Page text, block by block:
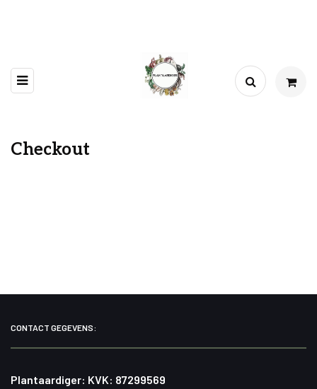
Checkout
CONTACT GEGEVENS:
Plantaardiger: KVK: 87299569